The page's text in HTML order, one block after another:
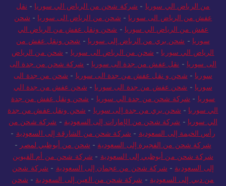
من الرياض الي سوريا - شركة شحن من الرياض الي سوريا - نقل
عفش من الرياض الى سوريا - شحن من الرياض الى سوريا - شحن
عفش من الرياض الي سوريا - شحن ونقل عفش من الرياض الي
سوريا - شحن بري من الرياض إلى سوريا - شحن ونقل عفش من
الرياض الي سوريا - شحن من الرياض الى سوريا - شحن من الرياض
الى سوريا - نقل عفش من جدة الى سوريا - شركة شحن من جدة الى
سوريا - شحن و نقل عفش من جدة الى سوريا - شحن من جدة الى
سوريا - شحن عفش من جدة الى سوريا - شحن عفش من جدة الي
سوريا - شركة شحن من جدة الي سوريا - شحن ونقل عفش من جدة
الي سوريا - شحن بري من جدة إلى سوريا - شحن ونقل عفش من جدة
الي سوريا - شركة شحن من الإمارات إلى السعودية - شركة شحن من
رأس الخيمة إلى السعودية - شركة شحن من الشارقة إلى السعودية -
شركة شحن من الفجيرة إلى السعودية - شحن من أبوظبي لمصر -
شركة شحن من أبوظبي إلى السعودية - شركة شحن من أم القيوين
إلى السعودية - شركة شحن من عجمان إلى السعودية - شركة شحن
من دبي إلى السعودية - شركة شحن من العين إلى السعودية - شحن